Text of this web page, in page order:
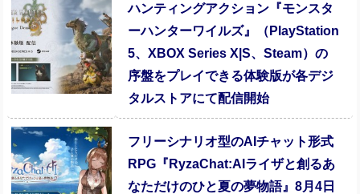
ハンティングアクション『モンスタ
ーハンターワイルズ』（PlayStation
5、XBOX Series X|S、Steam）の
序盤をプレイできる体験版が各デジ
タルストアにて配信開始
フリーシナリオ型のAIチャット形式
RPG『RyzaChat:AIライザと創るあ
なただけのひと夏の夢物語』8月4日